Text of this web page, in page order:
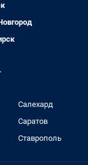
Салехард
Саратов
Ставрополь